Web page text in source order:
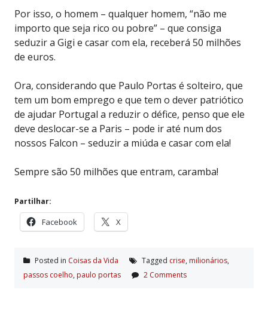
Por isso, o homem – qualquer homem, “não me
importo que seja rico ou pobre” – que consiga
seduzir a Gigi e casar com ela, receberá 50 milhões
de euros.
Ora, considerando que Paulo Portas é solteiro, que
tem um bom emprego e que tem o dever patriótico
de ajudar Portugal a reduzir o défice, penso que ele
deve deslocar-se a Paris – pode ir até num dos
nossos Falcon – seduzir a miúda e casar com ela!
Sempre são 50 milhões que entram, caramba!
Partilhar:
Facebook X
Posted in Coisas da Vida Tagged crise, milionários,
passos coelho, paulo portas 2 Comments